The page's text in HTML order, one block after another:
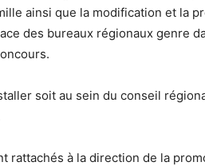
ainsi que la modification et la
des bureaux régionaux genre
soit au sein du conseil
rattachés à la direction de la